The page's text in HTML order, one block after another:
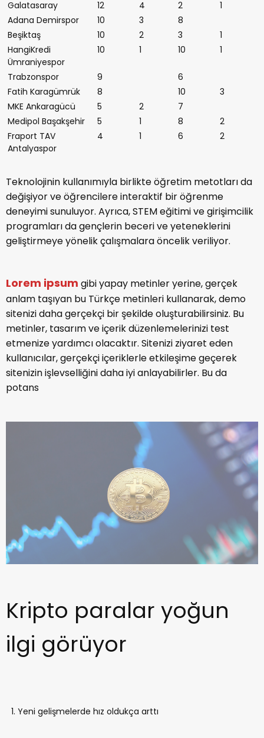
Galatasaray 12 4 2
1
Adana Demirspor
10 3
8
Beşiktaş
10 2 3
1
HangiKredi
Ümraniyespor
10 1 10 1
Trabzonspor 9
6
Fatih Karagümrük
8 10
3
MKE Ankaragücü
5 2
7
Medipol Başakşehir
5 1 8
2
Fraport TAV
Antalyaspor
4 1 6 2
Teknolojinin kullanımıyla birlikte öğretim metotları da
değişiyor ve öğrencilere interaktif bir öğrenme
deneyimi sunuluyor. Ayrıca, STEM eğitimi ve girişimcilik
programları da gençlerin beceri ve yeteneklerini
geliştirmeye yönelik çalışmalara öncelik veriliyor.
Lorem ipsum gibi yapay metinler yerine, gerçek
anlam taşıyan bu Türkçe metinleri kullanarak, demo
sitenizi daha gerçekçi bir şekilde oluşturabilirsiniz. Bu
metinler, tasarım ve içerik düzenlemelerinizi test
etmenize yardımcı olacaktır. Sitenizi ziyaret eden
kullanıcılar, gerçekçi içeriklerle etkileşime geçerek
sitenizin işlevselliğini daha iyi anlayabilirler. Bu da
potans
Kripto paralar yoğun
ilgi görüyor
Yeni gelişmelerde hız oldukça arttı